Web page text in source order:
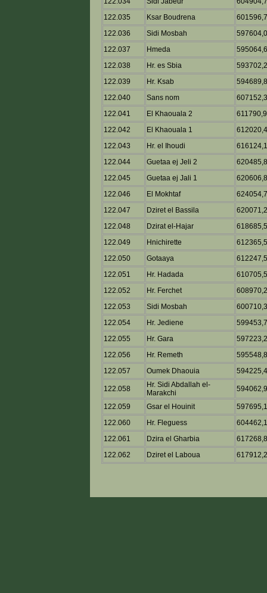
122.035
Ksar Boudrena
122.036
Sidi Mosbah
122.037
Hmeda
122.038
Hr. es Sbia
122.039
Hr. Ksab
122.040
Sans nom
122.041
El Khaouala 2
122.042
El Khaouala 1
122.043
Hr. el Ihoudi
122.044
Guetaa ej Jeli 2
122.045
Guetaa ej Jali 1
122.046
El Mokhtaf
122.047
Dziret el Bassila
122.048
Dzirat el-Hajar
122.049
Hnichirette
122.050
Gotaaya
122.051
Hr. Hadada
122.052
Hr. Ferchet
122.053
Sidi Mosbah
122.054
Hr. Jediene
122.055
Hr. Gara
122.056
Hr. Remeth
122.057
Oumek Dhaouia
122.058
Hr. Sidi Abdallah el-
Marakchi
122.059 Gsar el Houinit
122.060
Hr. Fleguess
122.061
Dzira el Gharbia
122.062
Dziret el Laboua